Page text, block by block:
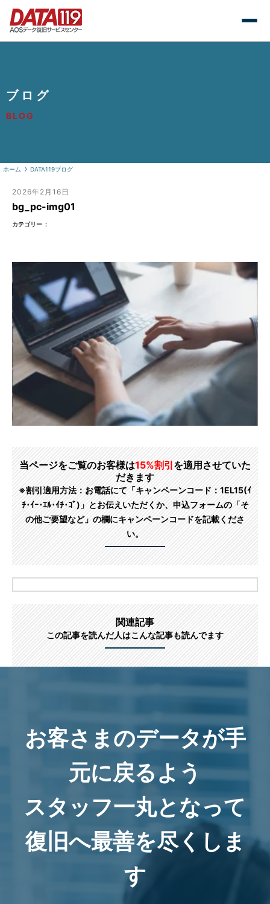
ブログ
BLOG
ホーム DATA119ブログ
2026年2月16日
bg_pc-img01
カテゴリー
当ページをご覧のお客様は15%割引を適用させていた
だきます
※割引適用方法：お電話にて「キャンペーンコード：1EL15(ｲ
ﾁ･ｲｰ･ｴﾙ･ｲﾁ･ｺﾞ)」とお伝えいただくか、申込フォームの「そ
の他ご要望など」の欄にキャンペーンコードを記載くださ
い。
関連記事
この記事を読んだ人はこんな記事も読んでます
お客さまのデータが手
元に戻るよう
スタッフ一丸となって
復旧へ最善を尽くしま
す